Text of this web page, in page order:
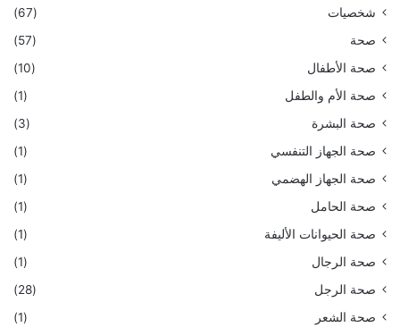
شخصيات
(67)
صحة
(57)
صحة الأطفال
(10)
صحة الأم والطفل
(1)
صحة البشرة
(3)
صحة الجهاز التنفسي
(1)
صحة الجهاز الهضمي
(1)
صحة الحامل
(1)
صحة الحيوانات الأليفة
(1)
صحة الرجال
(1)
صحة الرجل
(28)
صحة الشعر
(1)